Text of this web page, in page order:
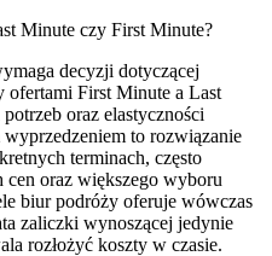
Minute czy First Minute?
decyzji dotyczącej
ofertami First Minute a Last
oraz elastyczności
to rozwiązanie
terminach, często
cen oraz większego wyboru
biur podróży oferuje wówczas
zaliczki wynoszącej jedynie
rozłożyć koszty w czasie.